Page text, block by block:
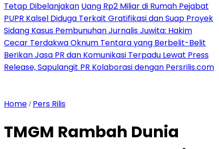
Tetap Dibelanjakan Uang Rp2 Miliar di Rumah Pejabat
PUPR Kalsel Diduga Terkait Gratifikasi dan Suap Proyek
Sidang Kasus Pembunuhan Jurnalis Juwita: Hakim
Cecar Terdakwa Oknum Tentara yang Berbelit-Belit
Berikan Jasa PR dan Komunikasi Terpadu Lewat Press
Release, Sapulangit PR Kolaborasi dengan Persrilis.com
Home / Pers Rilis
TMGM Rambah Dunia